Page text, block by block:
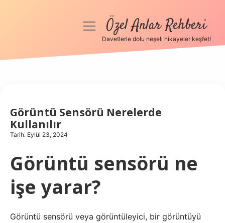
Anasayfa
Hakkımızda
menüyüÖzel Anlar Rehberi
Davetlerle dolu neşeli hikayeler keşfet!
Görüntü Sensörü Nerelerde
Kullanılır
Tarih: Eylül 23, 2024
Görüntü sensörü ne
işe yarar?
Görüntü sensörü veya görüntüleyici, bir görüntüyü